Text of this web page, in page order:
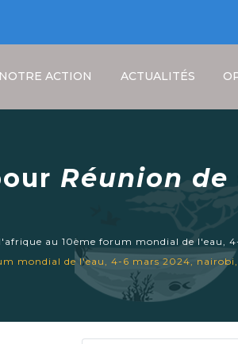
NOTRE ACTION ACTUALITÉS
Réunion
de l'Afrique
2024,
Fil
d'Ariane
au 10ème forum mondial de l'eau,
mondial de l'eau, 4-6 mars 2024,